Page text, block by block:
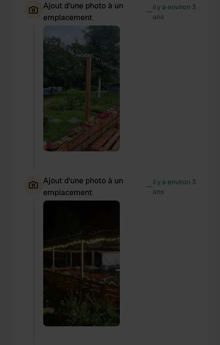
Ajout d'une photo à un
emplacement
—il y a environ 3
ans
Ajout d'une photo à un
emplacement
—il y a environ 3
ans